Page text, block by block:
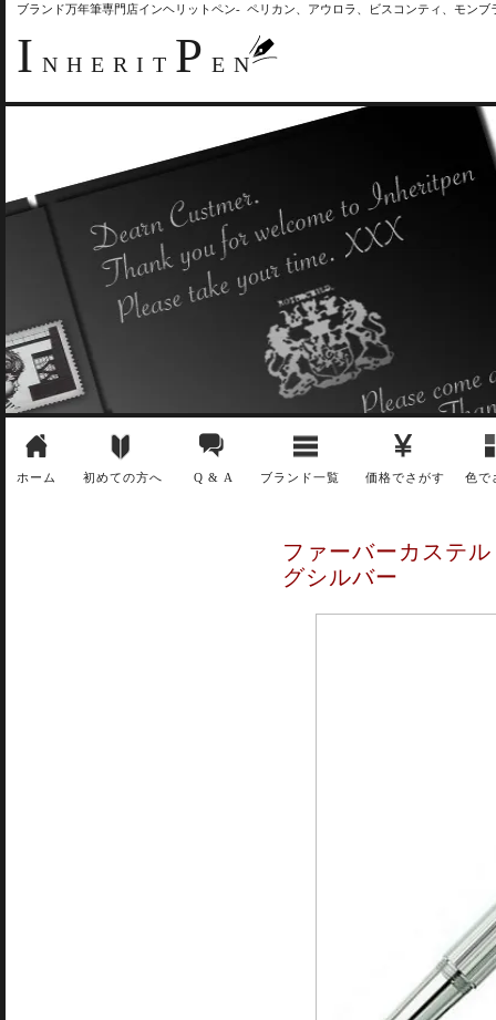
ブランド万年筆専門店インヘリットペン- ペリカン、アウロラ、ビスコンティ、モン
I NHERIT P EN
ホーム 初めての方へ Q & A ブランド一覧 価格でさがす 色で
ファーバーカステ
グシルバー